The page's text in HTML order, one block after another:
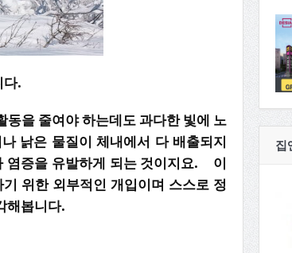
다.
을 줄여야 하는데도 과다한 빛에 노
낡은 물질이 체내에서 다 배출되지
염증을 유발하게 되는 것이지요. 이
위한 외부적인 개입이며 스스로 정
해봅니다.
집